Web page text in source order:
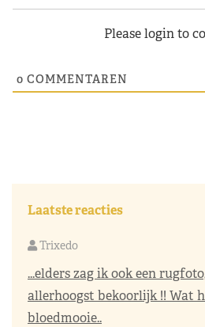
Please login to
0 COMMENTAREN
Laatste reacties
Trixedo
...elders zag ik ook een
allerhoogst bekoorlijk !! Wat
bloedmooie..